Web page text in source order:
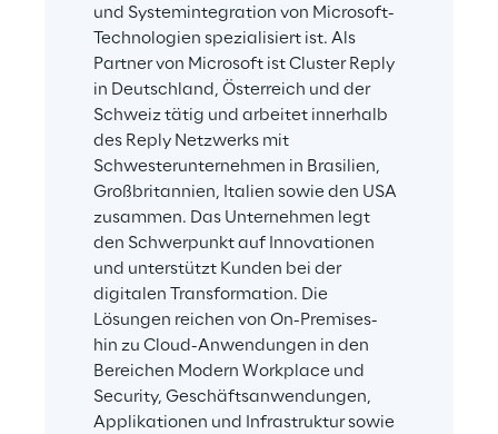
und Systemintegration von Microsoft-
Technologien spezialisiert ist. Als
Partner von Microsoft ist Cluster Reply
in Deutschland, Österreich und der
Schweiz tätig und arbeitet innerhalb
des Reply Netzwerks mit
Schwesterunternehmen in Brasilien,
Großbritannien, Italien sowie den USA
zusammen. Das Unternehmen legt
den Schwerpunkt auf Innovationen
und unterstützt Kunden bei der
digitalen Transformation. Die
Lösungen reichen von On-Premises-
hin zu Cloud-Anwendungen in den
Bereichen Modern Workplace und
Security, Geschäftsanwendungen,
Applikationen und Infrastruktur sowie